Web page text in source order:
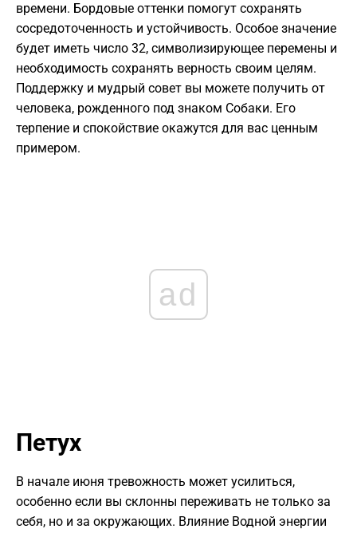
времени. Бордовые оттенки помогут сохранять
сосредоточенность и устойчивость. Особое значение
будет иметь число 32, символизирующее перемены и
необходимость сохранять верность своим целям.
Поддержку и мудрый совет вы можете получить от
человека, рожденного под знаком Собаки. Его
терпение и спокойствие окажутся для вас ценным
примером.
ad
Петух
В начале июня тревожность может усилиться,
особенно если вы склонны переживать не только за
себя, но и за окружающих. Влияние Водной энергии